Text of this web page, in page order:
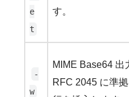
e
t
す。
-
w
MIME Base64 出
RFC 2045 に準